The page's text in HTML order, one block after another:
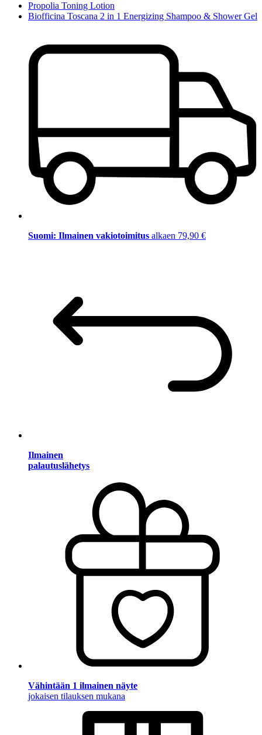
Propolia Toning Lotion
Biofficina Toscana 2 in 1 Energizing Shampoo & Shower Gel
Suomi: Ilmainen vakiotoimitus alkaen 79,90 €
Ilmainen
palautuslähetys
Vähintään 1 ilmainen näyte
jokaisen tilauksen mukana